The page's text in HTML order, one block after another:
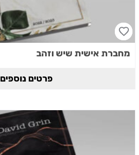
מחברת אישית שיש וזהב
פרטים נוספים